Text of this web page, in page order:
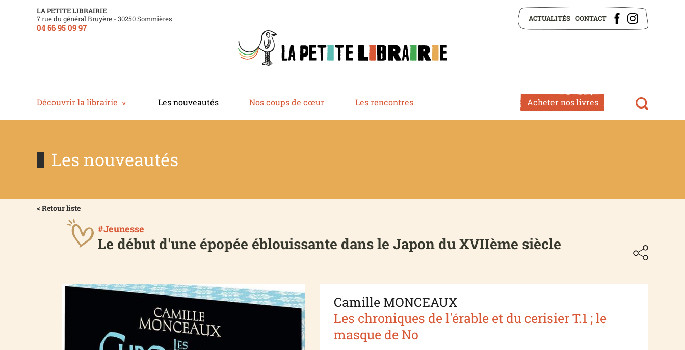
LA PETITE LIBRAIRIE
7 rue du général Bruyère - 30250 Sommières
04 66 95 09 97
ACTUALITÉS CONTACT
Découvrir la librairie Les nouveautés Nos coups de cœur Les rencontres Acheter nos livres
Les nouveautés
< Retour liste
#Jeunesse
Le début d'une épopée éblouissante dans le Japon du XVIIème siècle
Camille MONCEAUX
Les chroniques de l'érable et du cerisier T.1 ; le
masque de No